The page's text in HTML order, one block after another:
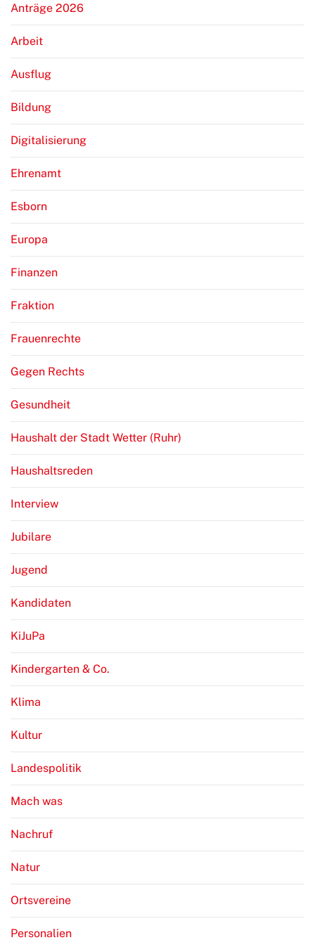
Anträge 2026
Arbeit
Ausflug
Bildung
Digitalisierung
Ehrenamt
Esborn
Europa
Finanzen
Fraktion
Frauenrechte
Gegen Rechts
Gesundheit
Haushalt der Stadt Wetter (Ruhr)
Haushaltsreden
Interview
Jubilare
Jugend
Kandidaten
KiJuPa
Kindergarten & Co.
Klima
Kultur
Landespolitik
Mach was
Nachruf
Natur
Ortsvereine
Personalien